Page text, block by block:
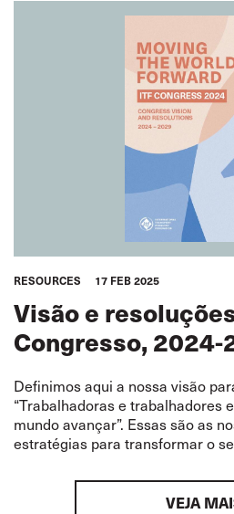
RESOURCES 17 FEB 2025
Visão e
Congresso, 2024-
Definimos aqui a nossa visão
“Trabalhadoras e trabalhadores
mundo avançar”. Essas são as
estratégias para transformar o
VEJA